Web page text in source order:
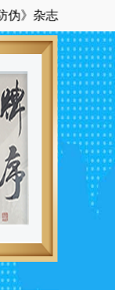
的官方网站。